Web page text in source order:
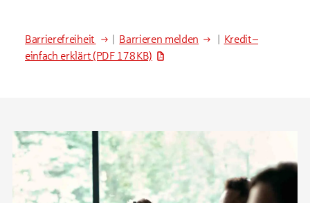
Barrierefreiheit Barrieren melden
Kredit –
einfach erklärt (PDF 178 KB)